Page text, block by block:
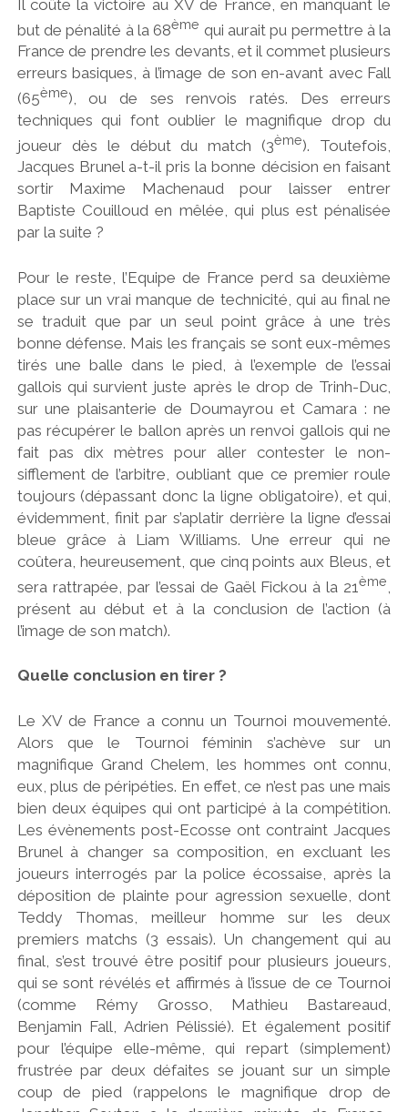
Il coûte la victoire au XV de France, en manquant le
but de pénalité à la 68ème qui aurait pu permettre à la
France de prendre les devants, et il commet plusieurs
erreurs basiques, à l’image de son en-avant avec Fall
(65ème), ou de ses renvois ratés. Des erreurs
techniques qui font oublier le magnifique drop du
joueur dès le début du match (3ème). Toutefois,
Jacques Brunel a-t-il pris la bonne décision en faisant
sortir Maxime Machenaud pour laisser entrer
Baptiste Couilloud en mêlée, qui plus est pénalisée
par la suite ?
Pour le reste, l’Equipe de France perd sa deuxième
place sur un vrai manque de technicité, qui au final ne
se traduit que par un seul point grâce à une très
bonne défense. Mais les français se sont eux-mêmes
tirés une balle dans le pied, à l’exemple de l’essai
gallois qui survient juste après le drop de Trinh-Duc,
sur une plaisanterie de Doumayrou et Camara : ne
pas récupérer le ballon après un renvoi gallois qui ne
fait pas dix mètres pour aller contester le non-
sifflement de l’arbitre, oubliant que ce premier roule
toujours (dépassant donc la ligne obligatoire), et qui,
évidemment, finit par s’aplatir derrière la ligne d’essai
bleue grâce à Liam Williams. Une erreur qui ne
coûtera, heureusement, que cinq points aux Bleus, et
sera rattrapée, par l’essai de Gaël Fickou à la 21ème
présent au début et à la conclusion de l’action (à
l’image de son match).
Quelle conclusion en tirer ?
Le XV de France a connu un Tournoi mouvementé.
Alors que le Tournoi féminin s’achève sur un
magnifique Grand Chelem, les hommes ont connu,
eux, plus de péripéties. En effet, ce n’est pas une mais
bien deux équipes qui ont participé à la compétition.
Les évènements post-Ecosse ont contraint Jacques
Brunel à changer sa composition, en excluant les
joueurs interrogés par la police écossaise, après la
déposition de plainte pour agression sexuelle, dont
Teddy Thomas, meilleur homme sur les deux
premiers matchs (3 essais). Un changement qui au
final, s’est trouvé être positif pour plusieurs joueurs,
qui se sont révélés et affirmés à l’issue de ce Tournoi
(comme Rémy Grosso, Mathieu Bastareaud,
Benjamin Fall, Adrien Pélissié). Et également positif
pour l’équipe elle-même, qui repart (simplement)
frustrée par deux défaites se jouant sur un simple
coup de pied (rappelons le magnifique drop de